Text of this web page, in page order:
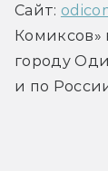
Сайт:
Комиксов»
городу
и по